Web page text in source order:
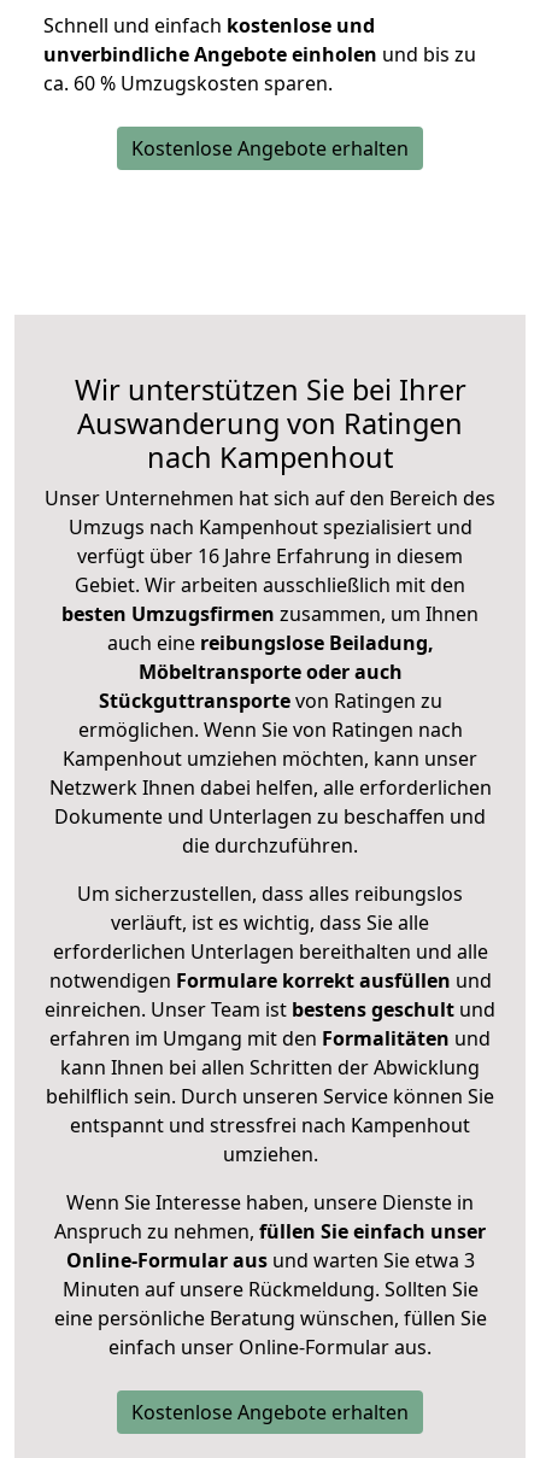
Schnell und einfach kostenlose und
unverbindliche Angebote einholen und bis zu
ca. 60 % Umzugskosten sparen.
Kostenlose Angebote erhalten
Wir unterstützen Sie bei Ihrer
Auswanderung von Ratingen
nach Kampenhout
Unser Unternehmen hat sich auf den Bereich des
Umzugs nach Kampenhout spezialisiert und
verfügt über 16 Jahre Erfahrung in diesem
Gebiet. Wir arbeiten ausschließlich mit den
besten Umzugsfirmen zusammen, um Ihnen
auch eine reibungslose Beiladung,
Möbeltransporte oder auch
Stückguttransportevon Ratingen zu
ermöglichen. Wenn Sie von Ratingen nach
Kampenhout umziehen möchten, kann unser
Netzwerk Ihnen dabei helfen, alle erforderlichen
Dokumente und Unterlagen zu beschaffen und
die durchzuführen.
Um sicherzustellen, dass alles reibungslos
verläuft, ist es wichtig, dass Sie alle
erforderlichen Unterlagen bereithalten und alle
notwendigen Formulare korrekt ausfüllen und
einreichen. Unser Team ist bestens geschult und
erfahren im Umgang mit den Formalitäten und
kann Ihnen bei allen Schritten der Abwicklung
behilflich sein. Durch unseren Service können Sie
entspannt und stressfrei nach Kampenhout
umziehen.
Wenn Sie Interesse haben, unsere Dienste in
Anspruch zu nehmen, füllen Sie einfach unser
Online-Formular ausund warten Sie etwa 3
Minuten auf unsere Rückmeldung. Sollten Sie
eine persönliche Beratung wünschen, füllen Sie
einfach unser Online-Formular aus.
Kostenlose Angebote erhalten